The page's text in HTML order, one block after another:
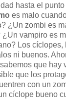
hasta el punto
es malo
? ¿Un zombi es
vampiro es
Los cíclopes,
ni buenos.
que hay
que los
con un
cíclope bueno